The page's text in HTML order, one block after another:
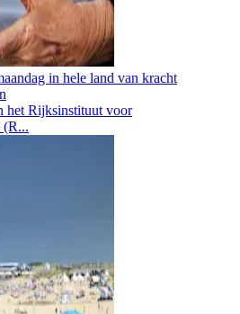
in hele land van kracht
het Rijksinstituut voor
(R...